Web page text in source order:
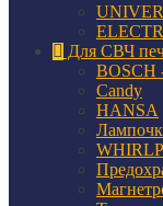
Для СВЧ
BOSCH
Candy
HANSA